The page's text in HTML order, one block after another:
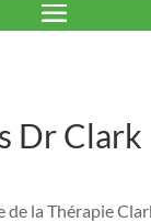
Dr Clark
de la Thérapie